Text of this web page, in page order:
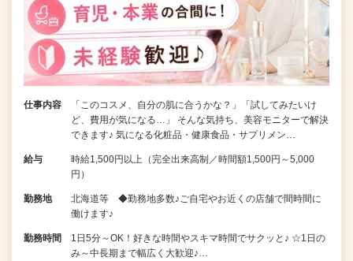
仕事内容
「このコスメ、自分の肌に合うかな？」「試してみたいけ
ど、費用が気になる…」 そんな気持ち、美容モニターで解決
できます♪ 気になる化粧品・健康食品・サプリメン…
給与
時給1,500円以上（完全出来高制／時間額1,500円～5,000
円）
勤務地
北海道等 ◆勤務地多数♪ご自宅やお近くの店舗で間時間に
働けます♪
勤務時間
1日5分～OK！好きな時間やスキマ時間でサクッと♪ ☆1日の
み～中長期まで幅広く大歓迎♪…